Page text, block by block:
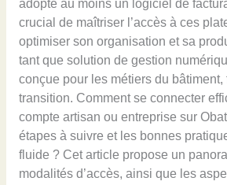
adopté au moins un logiciel de
crucial de maîtriser l’accès à ces
optimiser son organisation et sa
tant que solution de gestion
conçue pour les métiers du bâtiment,
transition. Comment se connecter
compte artisan ou entreprise sur
étapes à suivre et les bonnes
fluide ? Cet article propose un
modalités d’accès, ainsi que les